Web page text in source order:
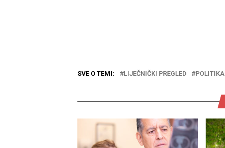
SVE O TEMI: LIJEČNIČKI PREGLED POLITIKA